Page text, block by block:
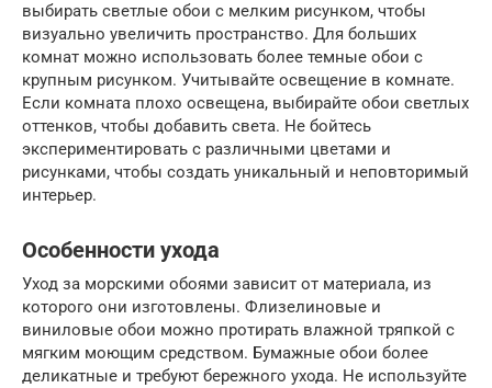
выбирать светлые обои с мелким рисунком, чтобы
визуально увеличить пространство. Для больших
комнат можно использовать более темные обои с
крупным рисунком. Учитывайте освещение в комнате.
Если комната плохо освещена, выбирайте обои светлых
оттенков, чтобы добавить света. Не бойтесь
экспериментировать с различными цветами и
рисунками, чтобы создать уникальный и неповторимый
интерьер.
Особенности ухода
Уход за морскими обоями зависит от материала, из
которого они изготовлены. Флизелиновые и
виниловые обои можно протирать влажной тряпкой с
мягким моющим средством. Бумажные обои более
деликатные и требуют бережного ухода. Не используйте